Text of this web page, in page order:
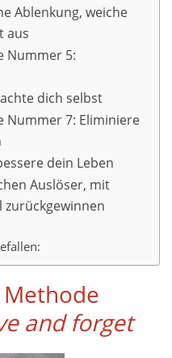
Ablenkung, weiche
aus
Nummer 5:
dich selbst
Nummer 7: Eliminiere
dein Leben
Auslöser, mit
zurückgewinnen
Methode
and forget